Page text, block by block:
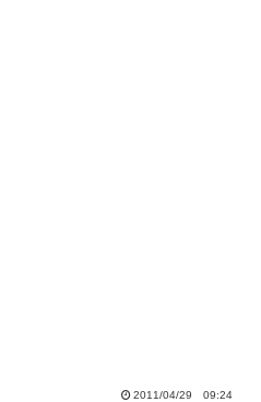
2011/04/29 09:24